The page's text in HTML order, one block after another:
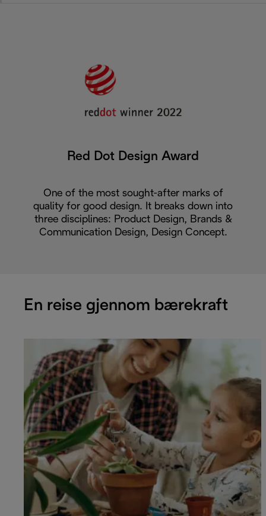
Red Dot Design Award
One of the most sought-after marks of
quality for good design. It breaks down into
three disciplines: Product Design, Brands &
Communication Design, Design Concept.
En reise gjennom bærekraft